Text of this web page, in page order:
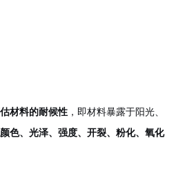
材料的耐候性 ，即材料暴露于阳光、
颜色、光泽、强度、开裂、粉化、氧化